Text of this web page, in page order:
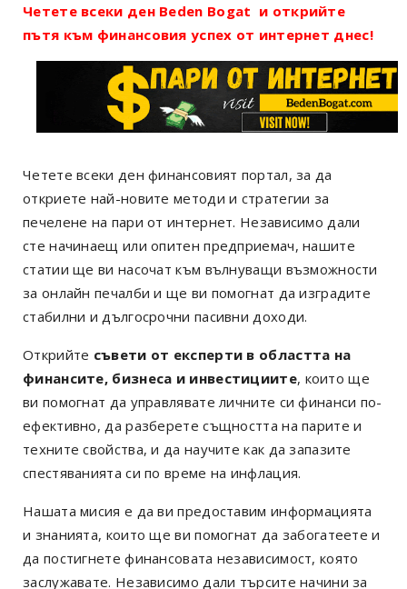
Четете всеки ден Beden Bogat и открийте
пътя към финансовия успех от интернет днес!
Четете всеки ден финансовият портал, за да
откриете най-новите методи и стратегии за
печелене на пари от интернет. Независимо дали
сте начинаещ или опитен предприемач, нашите
статии ще ви насочат към вълнуващи възможности
за онлайн печалби и ще ви помогнат да изградите
стабилни и дългосрочни пасивни доходи.
Открийте съвети от експерти в областта на
финансите, бизнеса и инвестициите, които ще
ви помогнат да управлявате личните си финанси по-
ефективно, да разберете същността на парите и
техните свойства, и да научите как да запазите
спестяванията си по време на инфлация.
Нашата мисия е да ви предоставим информацията
и знанията, които ще ви помогнат да забогатеете и
да постигнете финансовата независимост, която
заслужавате. Независимо дали търсите начини за